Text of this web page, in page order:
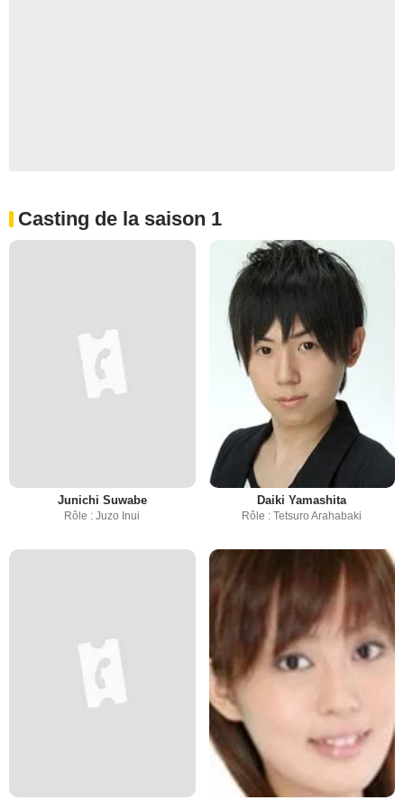
Casting de la saison 1
Junichi Suwabe
Rôle : Juzo Inui
Daiki Yamashita
Rôle : Tetsuro Arahabaki